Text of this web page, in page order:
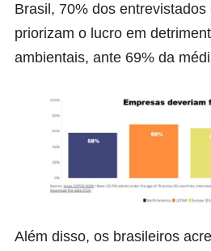
Brasil, 70% dos
priorizam o lucro em
ambientais, ante 69% da
Além disso, os brasileiros